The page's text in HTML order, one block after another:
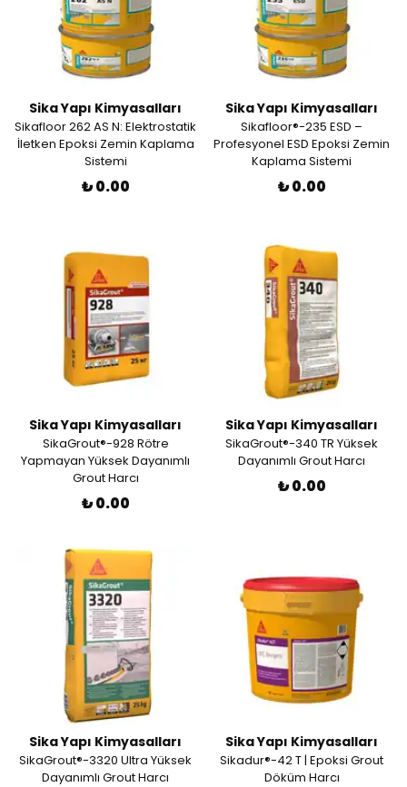
Sika Yapı Kimyasalları
Sikafloor 262 AS N: Elektrostatik
İletken Epoksi Zemin Kaplama
Sistemi
₺ 0.00
Sika Yapı Kimyasalları
Sikafloor®-235 ESD –
Profesyonel ESD Epoksi Zemin
Kaplama Sistemi
₺ 0.00
Sika Yapı Kimyasalları
SikaGrout®-928 Rötre
Yapmayan Yüksek Dayanımlı
Grout Harcı
₺ 0.00
Sika Yapı Kimyasalları
SikaGrout®-340 TR Yüksek
Dayanımlı Grout Harcı
₺ 0.00
Sika Yapı Kimyasalları
SikaGrout®-3320 Ultra Yüksek
Dayanımlı Grout Harcı
Sika Yapı Kimyasalları
Sikadur®-42 T | Epoksi Grout
Döküm Harcı